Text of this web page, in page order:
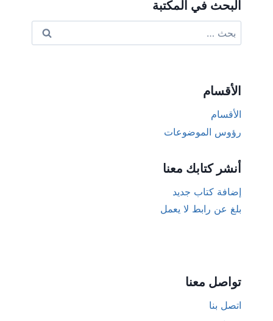
البحث في المكتبة
عن:
الأقسام
الأقسام
رؤوس الموضوعات
أنشر كتابك معنا
إضافة كتاب جديد
بلغ عن رابط لا يعمل
تواصل معنا
اتصل بنا